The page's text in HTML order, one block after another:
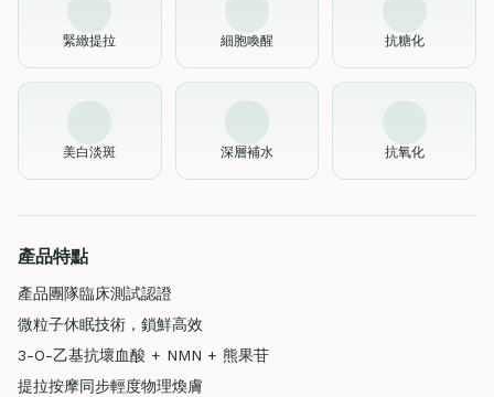
緊緻提拉 細胞喚醒 抗糖化
美白淡斑 深層補水 抗氧化
產品特點
產品團隊臨床測試認證
微粒子休眠技術，鎖鮮高效
3-O-乙基抗壞血酸 + NMN + 熊果苷
提拉按摩同步輕度物理煥膚